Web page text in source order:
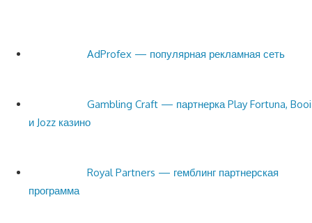
AdProfex — популярная рекламная сеть
Gambling Craft — партнерка Play Fortuna, Booi
и Jozz казино
Royal Partners — гемблинг партнерская
программа